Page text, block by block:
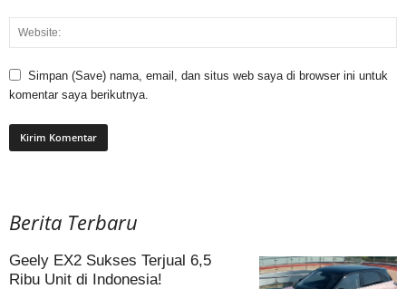
Simpan (Save) nama, email, dan situs web saya di browser ini untuk
komentar saya berikutnya.
Berita Terbaru
Geely EX2 Sukses Terjual 6,5
Ribu Unit di Indonesia!